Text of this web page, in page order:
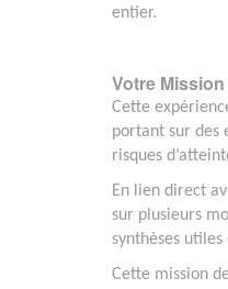
entier.
Votre Mission
Cette
portant sur des
risques
En lien direct
sur plusieurs
synthèses
Cette mission